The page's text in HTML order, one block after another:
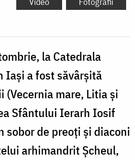
la Catedrala
Iași a fost săvârșită
(Vecernia mare, Litia și
Sfântului Ierarh Iosif
sobor de preoți și diaconi
arhimandrit Șcheul,